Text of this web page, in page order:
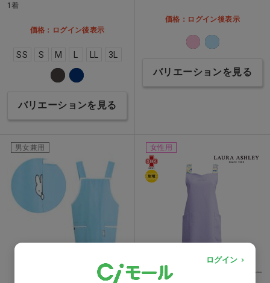
1着
価格：ログイン後表示
SS S M 3L
バリエーションを見る
価格：ログイン後表示
バリエーションを見る
男女兼用 女性用
ログイン